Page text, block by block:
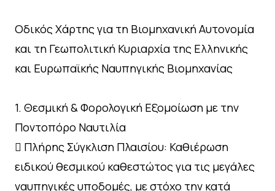
Οδικός Χάρτης για τη Βιομηχανική Αυτονομία
και τη Γεωπολιτική Κυριαρχία της Ελληνικής
και Ευρωπαϊκής Ναυπηγικής Βιομηχανίας
1. Θεσμική & Φορολογική Εξομοίωση με την
Ποντοπόρο Ναυτιλία
 Πλήρης Σύγκλιση Πλαισίου: Καθιέρωση
ειδικού θεσμικού καθεστώτος για τις μεγάλες
ναυπηγικές υποδομές, με στόχο την κατά